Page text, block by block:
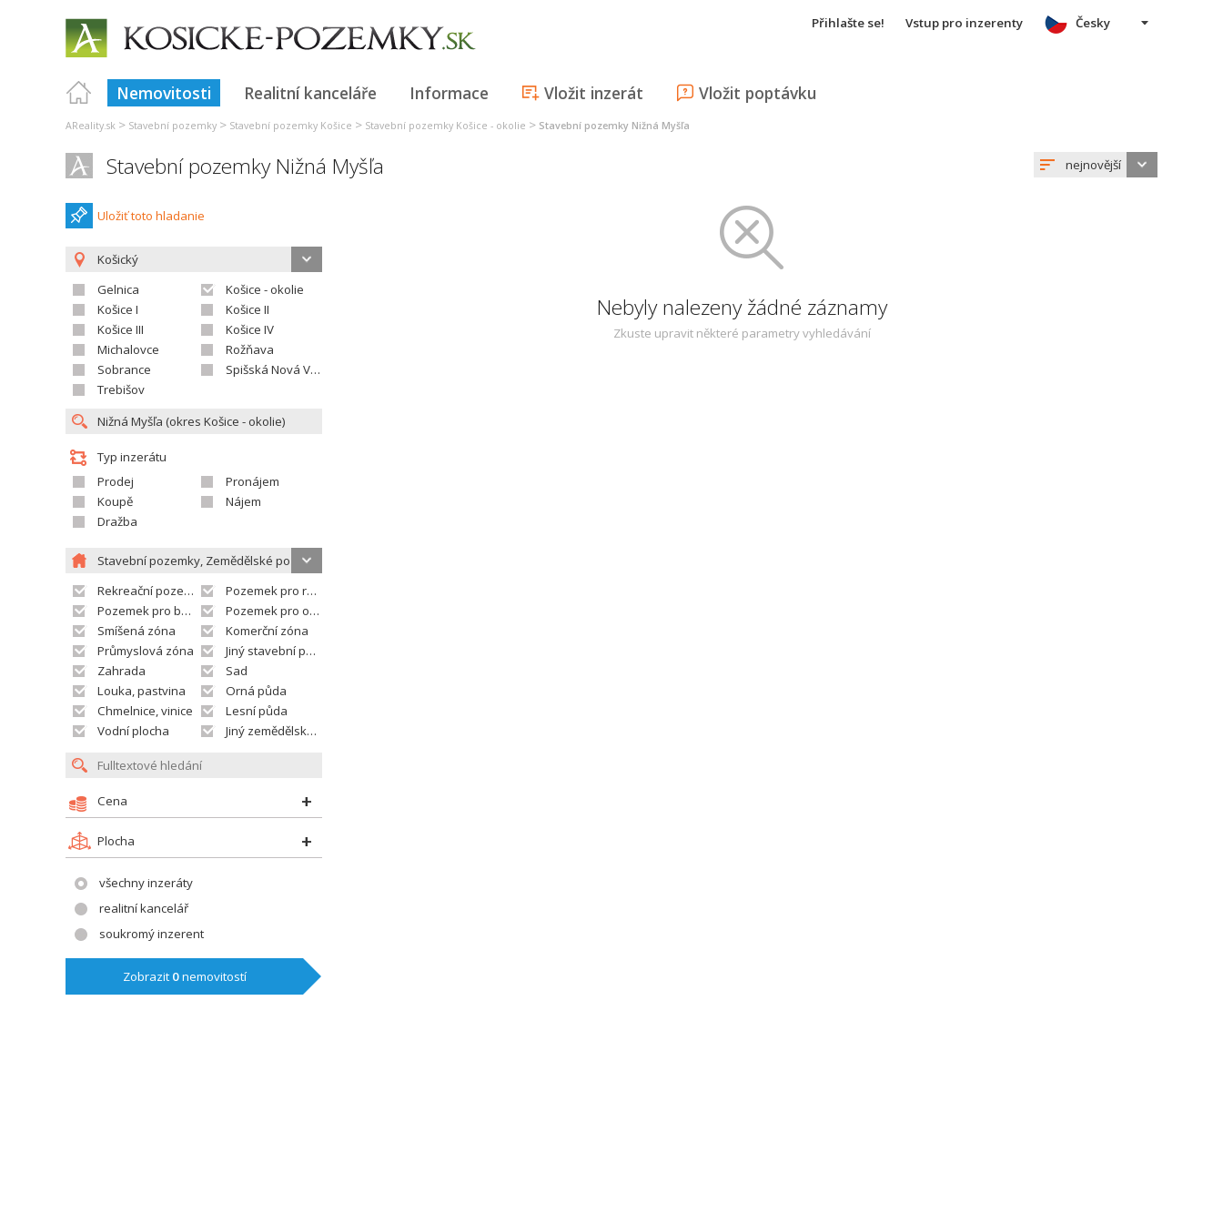
Přihlašte se! Vstup pro inzerenty
Nemovitosti Realitní kanceláře Informace Vložit inzerát Vložit poptávku
Česky
AReality.sk > Stavební pozemky > Stavební pozemky Košice > Stavební pozemky Košice - okolie > Stavební pozemky Nižná Myšľa
Stavební pozemky Nižná Myšľa nejnovější
Uložiť toto hladanie
Košický
Gelnica
Košice - okolie
Košice I
Košice II
Košice III
Košice IV
Michalovce
Rožňava
Sobrance
Spišská Nová Ves
Trebišov
Typ inzerátu
Prodej
Pronájem
Koupě
Nájem
Dražba
Stavební pozemky, Zemědělské pozemky
Rekreační pozemek
Pozemek pro rodinné domy
Pozemek pro bytovou výstavbu
Pozemek pro občanskou vybavenost
Smíšená zóna
Komerční zóna
Průmyslová zóna
Jiný stavební pozemek
Zahrada
Sad
Louka, pastvina
Orná půda
Chmelnice, vinice
Lesní půda
Vodní plocha
Jiný zemědělský pozemek
Cena
Plocha
všechny inzeráty
realitní kancelář
soukromý inzerent
Zobrazit 0nemovitostí
Nebyly nalezeny žádné záznamy
Zkuste upravit některé parametry vyhledávání